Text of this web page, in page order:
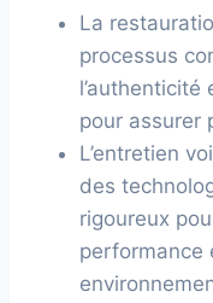
La
processus
pour assurer
L’entretien
des
rigoureux
performance